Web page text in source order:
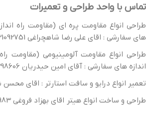
تماس با واحد طراحی و تعمیرات
طراحی انواع مقاومت پره ای (مقاومت راه
های سفارشی : اقای علی رضا شاهچراغی 09131092751
طراحی انواع مقاومت آلومینیومی (مقاومت
اندازه های سفارشی : آقای امین حیدریان 9130398606
تعمیر انواع درایو و سافت استارتر : اقای محسن شهبازی
طراحی و ساخت انواع هیتر اقای بهزاد فروغی 09139144983